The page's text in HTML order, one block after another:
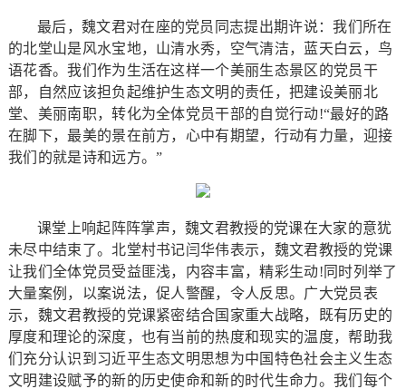
最后，魏文君对在座的党员同志提出期许说：我们所在
的北堂山是风水宝地，山清水秀，空气清洁，蓝天白云，鸟
语花香。我们作为生活在这样一个美丽生态景区的党员干
部，自然应该担负起维护生态文明的责任，把建设美丽北
堂、美丽南职，转化为全体党员干部的自觉行动!“最好的路
在脚下，最美的景在前方，心中有期望，行动有力量，迎接
我们的就是诗和远方。”
课堂上响起阵阵掌声，魏文君教授的党课在大家的意犹
未尽中结束了。北堂村书记闫华伟表示，魏文君教授的党课
让我们全体党员受益匪浅，内容丰富，精彩生动!同时列举了
大量案例，以案说法，促人警醒，令人反思。广大党员表
示，魏文君教授的党课紧密结合国家重大战略，既有历史的
厚度和理论的深度，也有当前的热度和现实的温度，帮助我
们充分认识到习近平生态文明思想为中国特色社会主义生态
文明建设赋予的新的历史使命和新的时代生命力。我们每个